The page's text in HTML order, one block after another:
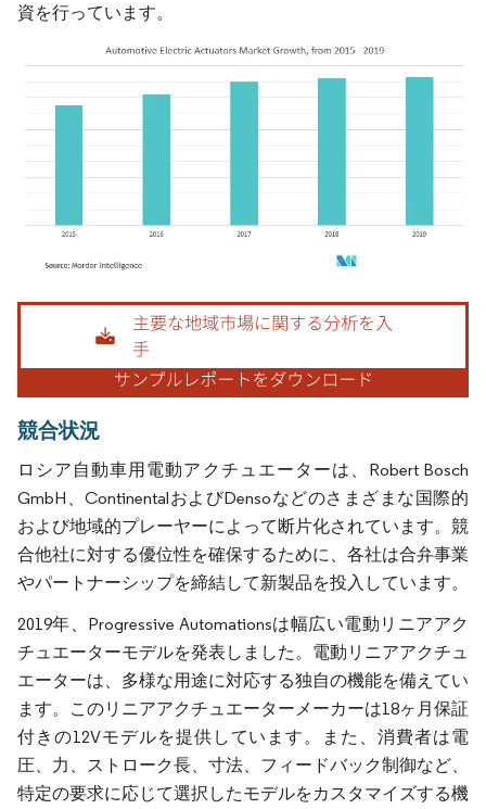
資を行っています。
画像 © Mordor Intelligence。再利用にはCC BY 4.0の表示が必要です。
競合状況
ロシア自動車用電動アクチュエーターは、Robert Bosch
GmbH、ContinentalおよびDensoなどのさまざまな国際的
および地域的プレーヤーによって断片化されています。競
合他社に対する優位性を確保するために、各社は合弁事業
やパートナーシップを締結して新製品を投入しています。
2019年、Progressive Automationsは幅広い電動リニアアク
チュエーターモデルを発表しました。電動リニアアクチュ
エーターは、多様な用途に対応する独自の機能を備えてい
ます。このリニアアクチュエーターメーカーは18ヶ月保証
付きの12Vモデルを提供しています。また、消費者は電
圧、力、ストローク長、寸法、フィードバック制御など、
特定の要求に応じて選択したモデルをカスタマイズする機